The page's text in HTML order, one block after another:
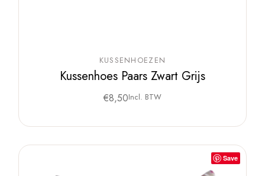
KUSSENHOEZEN
Kussenhoes Paars Zwart Grijs
€8,50Incl. BTW
Save